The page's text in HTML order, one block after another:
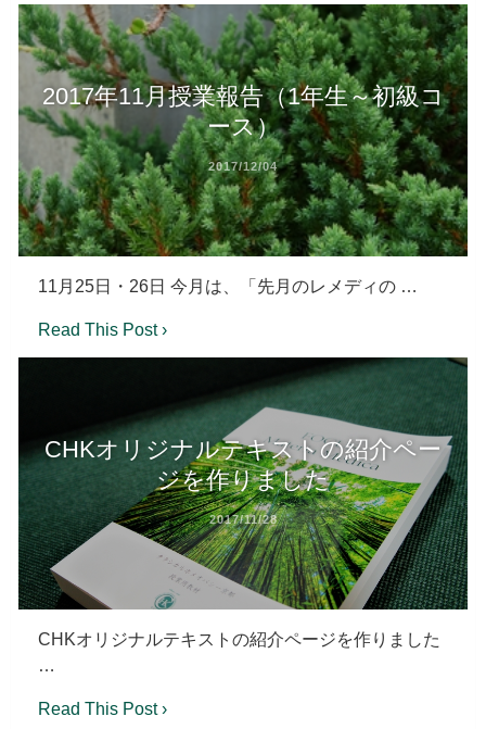
2017年11月授業報告（1年生～初級コ
ース）
2017/12/04
11月25日・26日 今月は、「先月のレメディの …
Read This Post ›
CHKオリジナルテキストの紹介ペー
ジを作りました
2017/11/28
CHKオリジナルテキストの紹介ページを作りました
…
Read This Post ›